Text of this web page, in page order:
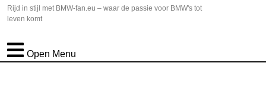
Rijd in stijl met BMW-fan.eu – waar de passie voor BMW's tot
leven komt
Open Menu